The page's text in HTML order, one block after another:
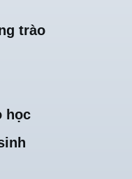
trào
học